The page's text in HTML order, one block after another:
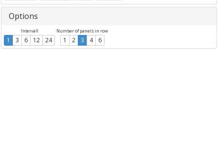
Options
Intervall
1 3 6 12 24
Number of panels in row
1 2 3 4 6